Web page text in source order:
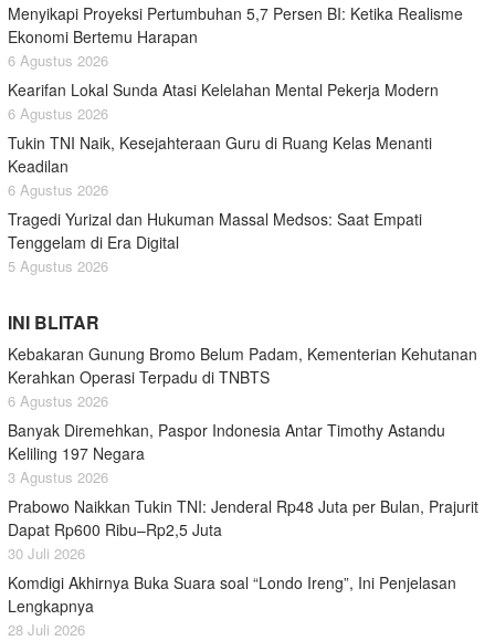
Menyikapi Proyeksi Pertumbuhan 5,7 Persen BI: Ketika Realisme
Ekonomi Bertemu Harapan
6 Agustus 2026
Kearifan Lokal Sunda Atasi Kelelahan Mental Pekerja Modern
6 Agustus 2026
Tukin TNI Naik, Kesejahteraan Guru di Ruang Kelas Menanti
Keadilan
6 Agustus 2026
Tragedi Yurizal dan Hukuman Massal Medsos: Saat Empati
Tenggelam di Era Digital
5 Agustus 2026
INI BLITAR
Kebakaran Gunung Bromo Belum Padam, Kementerian Kehutanan
Kerahkan Operasi Terpadu di TNBTS
6 Agustus 2026
Banyak Diremehkan, Paspor Indonesia Antar Timothy Astandu
Keliling 197 Negara
3 Agustus 2026
Prabowo Naikkan Tukin TNI: Jenderal Rp48 Juta per Bulan, Prajurit
Dapat Rp600 Ribu–Rp2,5 Juta
30 Juli 2026
Komdigi Akhirnya Buka Suara soal “Londo Ireng”, Ini Penjelasan
Lengkapnya
28 Juli 2026